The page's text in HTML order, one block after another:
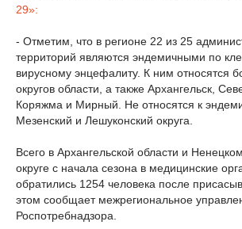
29»:
- Отметим, что в регионе 22 из 25
территорий являются эндемичными по
вирусному энцефалиту. К ним относятся
округов области, а также Архангельск,
Коряжма и Мирный. Не относятся к
Мезенский и Лешуконский округа.
Всего в Архангельской области и
округе с начала сезона в медицинские
обратились 1254 человека после
этом сообщает межрегиональное
Роспотребнадзора.